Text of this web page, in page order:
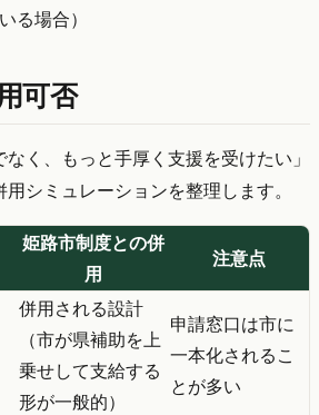
る場合）
可否
なく、もっと手厚く支援を受けたい」
シミュレーションを整理します。
姫路市制度との併
用
注意点
併用される設計
（市が県補助を上
乗せして支給する
形が一般的）
申請窓口は市に
一本化されるこ
とが多い